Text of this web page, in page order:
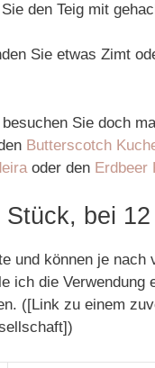
den Teig mit
Sie etwas Zimt
Sie doch
Butterscotch
oder den Erdbeer
bei
und können je
ich die
([Link zu einem